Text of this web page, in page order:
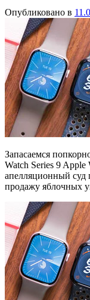
Опубликовано в
Запасаемся
Watch Sеries 9
апелляционный суд
продажу яблочных